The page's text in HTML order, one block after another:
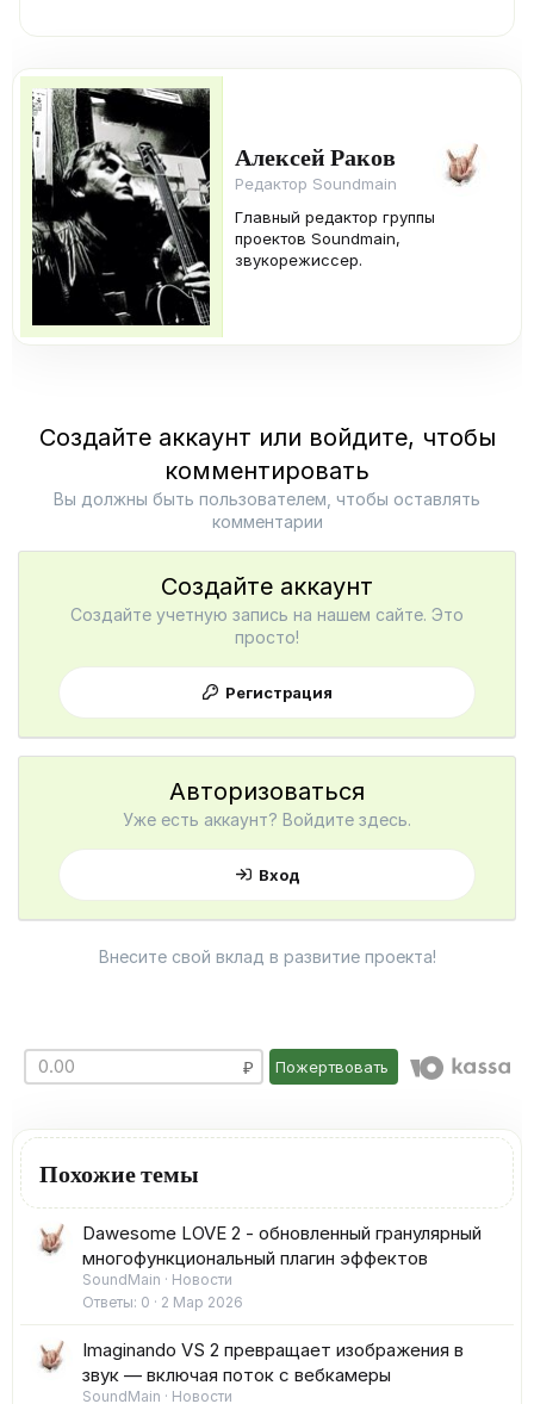
Алексей Раков
Редактор Soundmain
Главный редактор группы
проектов Soundmain,
звукорежиссер.
Создайте аккаунт или войдите, чтобы
комментировать
Вы должны быть пользователем, чтобы оставлять
комментарии
Создайте аккаунт
Создайте учетную запись на нашем сайте. Это
просто!
Регистрация
Авторизоваться
Уже есть аккаунт? Войдите здесь.
Вход
Внесите свой вклад в развитие проекта!
Пожертвовать
Похожие темы
Dawesome LOVE 2 - обновленный гранулярный
многофункциональный плагин эффектов
SoundMain
Новости
Ответы 0 2 Мар 2026
Imaginando VS 2 превращает изображения в
звук — включая поток с вебкамеры
SoundMain Новости